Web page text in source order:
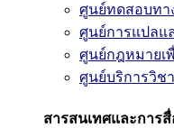
ศูนย์ทดสอบทา
ศูนย์การแปลแ
ศูนย์กฎหมายเ
ศูนย์บริการวิช
สารสนเทศและการ